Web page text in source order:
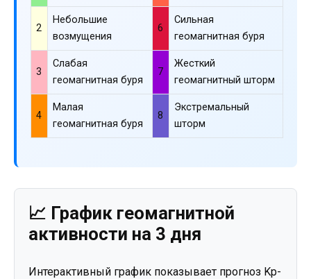
2
Небольшие
возмущения
6
Сильная
геомагнитная буря
3
Слабая
геомагнитная буря
7
Жесткий
геомагнитный шторм
4
Малая
геомагнитная буря
8
Экстремальный
шторм
📈 График геомагнитной
активности на 3 дня
Интерактивный график показывает прогноз Kp-